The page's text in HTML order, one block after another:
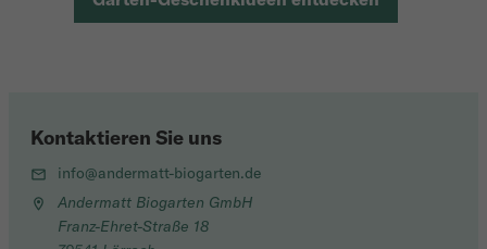
Kontaktieren Sie uns
info@andermatt-biogarten.de
Andermatt Biogarten GmbH
Franz-Ehret-Straße 18